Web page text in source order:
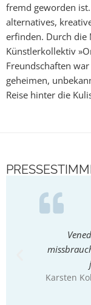
fremd geworden
alternatives,
erfinden. Durch die
Künstlerkollektiv
Freundschaften
geheimen,
Reise hinter die
Karsten